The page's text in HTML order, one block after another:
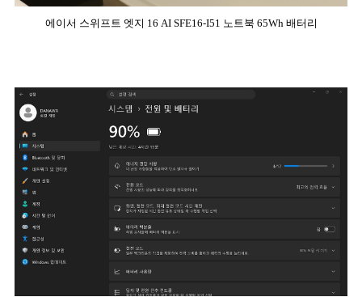
에이서 스위프트 엣지 16 AI SFE16-I51 노트북 65Wh 배터리